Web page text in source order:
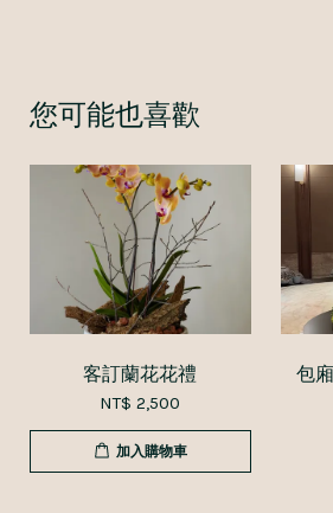
您可能也喜歡
客訂蘭花花禮
NT$ 2,500
加入購物車
包